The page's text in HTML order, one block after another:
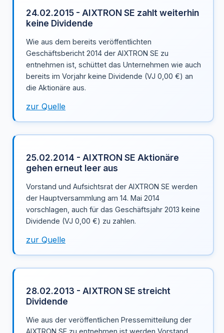
24.02.2015 - AIXTRON SE zahlt weiterhin
keine Dividende
Wie aus dem bereits veröffentlichten
Geschäftsbericht 2014 der AIXTRON SE zu
entnehmen ist, schüttet das Unternehmen wie auch
bereits im Vorjahr keine Dividende (VJ 0,00 €) an
die Aktionäre aus.
zur Quelle
25.02.2014 - AIXTRON SE Aktionäre
gehen erneut leer aus
Vorstand und Aufsichtsrat der AIXTRON SE werden
der Hauptversammlung am 14. Mai 2014
vorschlagen, auch für das Geschäftsjahr 2013 keine
Dividende (VJ 0,00 €) zu zahlen.
zur Quelle
28.02.2013 - AIXTRON SE streicht
Dividende
Wie aus der veröffentlichen Pressemitteilung der
AIXTRON SE zu entnehmen ist werden Vorstand